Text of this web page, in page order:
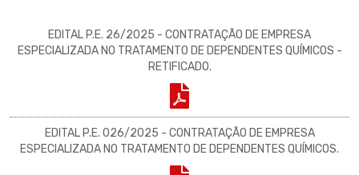
EDITAL P.E. 26/2025 - CONTRATAÇÃO DE EMPRESA
ESPECIALIZADA NO TRATAMENTO DE DEPENDENTES QUÍMICOS -
RETIFICADO.
EDITAL P.E. 026/2025 - CONTRATAÇÃO DE EMPRESA
ESPECIALIZADA NO TRATAMENTO DE DEPENDENTES QUÍMICOS.